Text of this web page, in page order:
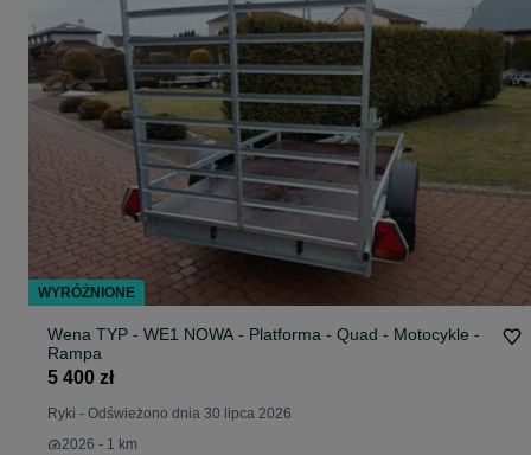
Wena TYP - WE1 NOWA - Platforma - Quad - Motocykle -
Rampa
5 400 zł
Ryki - Odświeżono dnia 30 lipca 2026
2026 - 1 km
WYRÓŻNIONE